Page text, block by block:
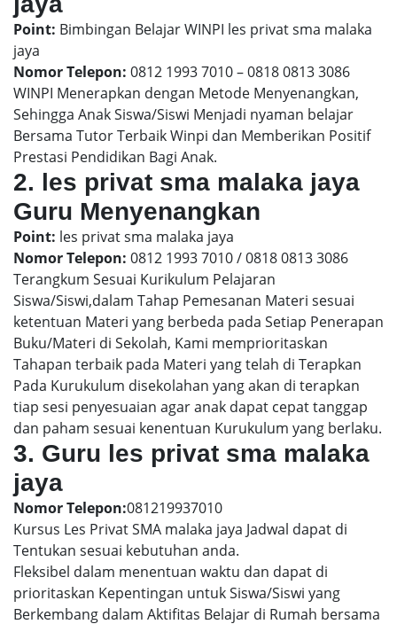
Point: Bimbingan Belajar WINPI les privat sma malaka
jaya
Nomor Telepon: 0812 1993 7010 – 0818 0813 3086
WINPI Menerapkan dengan Metode Menyenangkan,
Sehingga Anak Siswa/Siswi Menjadi nyaman belajar
Bersama Tutor Terbaik Winpi dan Memberikan Positif
Prestasi Pendidikan Bagi Anak.
2. les privat sma malaka jaya
Guru Menyenangkan
Point: les privat sma malaka jaya
Nomor Telepon: 0812 1993 7010 / 0818 0813 3086
Terangkum Sesuai Kurikulum Pelajaran
Siswa/Siswi,dalam Tahap Pemesanan Materi sesuai
ketentuan Materi yang berbeda pada Setiap Penerapan
Buku/Materi di Sekolah, Kami memprioritaskan
Tahapan terbaik pada Materi yang telah di Terapkan
Pada Kurukulum disekolahan yang akan di terapkan
tiap sesi penyesuaian agar anak dapat cepat tanggap
dan paham sesuai kenentuan Kurukulum yang berlaku.
3. Guru les privat sma malaka
jaya
Nomor Telepon:081219937010
Kursus Les Privat SMA malaka jaya Jadwal dapat di
Tentukan sesuai kebutuhan anda.
Fleksibel dalam menentuan waktu dan dapat di
prioritaskan Kepentingan untuk Siswa/Siswi yang
Berkembang dalam Aktifitas Belajar di Rumah bersama